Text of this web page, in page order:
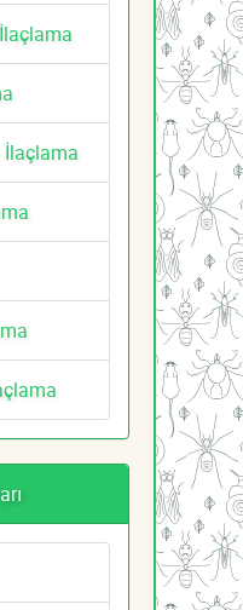
İlaçlama